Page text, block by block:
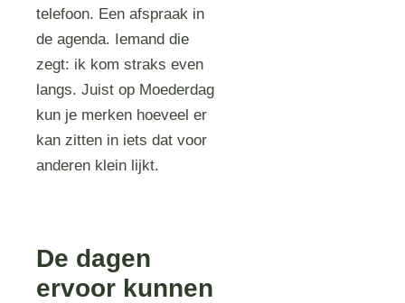
telefoon. Een afspraak in
de agenda. Iemand die
zegt: ik kom straks even
langs. Juist op Moederdag
kun je merken hoeveel er
kan zitten in iets dat voor
anderen klein lijkt.
De dagen
ervoor kunnen